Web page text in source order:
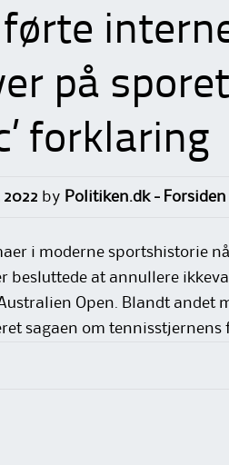
på
forklaring
2022 by Politiken.dk - Forsiden
i moderne sportshistorie
besluttede at annullere
Open. Blandt andet
sagaen om tennisstjernens